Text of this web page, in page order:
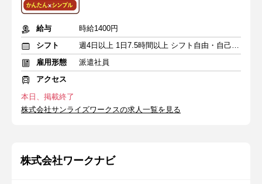
給与
時給1400円
シフト
週4日以上 1日7.5時間以上 シフト自由・自己申告
雇用形態
派遣社員
アクセス
本日、掲載終了
株式会社サンライズワークスの求人一覧を見る
株式会社ワークナビ